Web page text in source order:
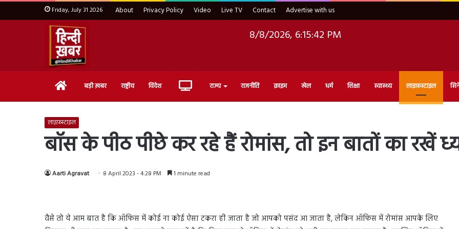
Friday, July 31 2026 About Privacy Policy Video Live TV Contact Advertise with us
8/8/2026, 6:15:43 PM
Home बड़ी ख़बर राष्ट्रीय विदेश Live राज्य राजनीति क्राइम खेल धर्म शिक्षा स्वास्थ्य लाइफ़स्टाइल
लाइफ़स्टाइल
बॉस के पीठ पीछे कर रहे हैं रोमांस, तो इन बातों का रखें
Aarti Agravat 8 April 2023 - 4:28 PM 1 minute read
वैसे तो ये आम बात है कि ऑफिस में कोई ना कोई ऐसा टकरा ही जाता है जो आपको पसंद आ जाता है, लेकिन ऑफिस में रोमांस आपके लिए